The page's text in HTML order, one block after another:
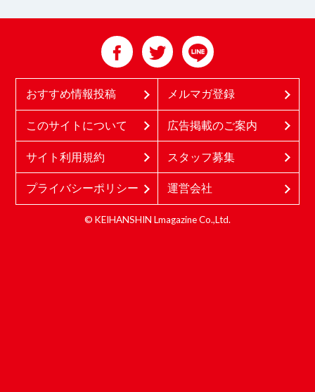
おすすめ情報投稿 メルマガ登録
このサイトについて 広告掲載のご案内
サイト利用規約 スタッフ募集
プライバシーポリシー 運営会社
© KEIHANSHIN Lmagazine Co.,Ltd.